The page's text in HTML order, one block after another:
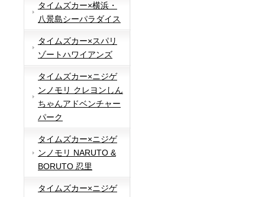
タイムズカー×横浜・
八景島シーパラダイス
タイムズカー×スパリ
ゾートハワイアンズ
タイムズカー×ニジゲ
ンノモリ クレヨンしん
ちゃんアドベンチャー
パーク
タイムズカー×ニジゲ
ンノモリ NARUTO &
BORUTO 忍里
タイムズカー×ニジゲ